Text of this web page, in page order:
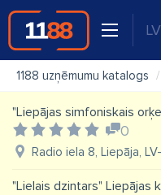
LV
1188 uzņēmumu katalogs
"Liepājas simfoniskais
0
Radio iela 8, Liepāja,
"Lielais dzintars" Liepājas